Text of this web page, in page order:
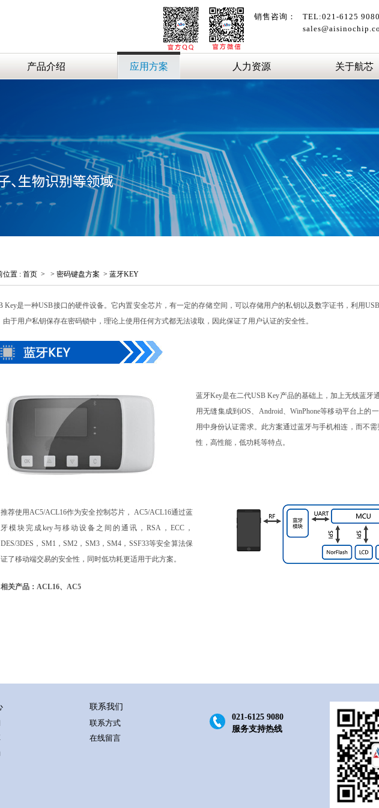
销售咨询：
TEL:021-6125 9080
产品介绍 应用方案 人力资源 关于航芯
位置 : 首页 > > 密码键盘方案 > 蓝牙KEY
Key是一种USB接口的硬件设备。它内置安全芯片，有一定的存储空间，可以存储用户的私钥以及数字证书，利用
由于用户私钥保存在密码锁中，理论上使用任何方式都无法读取，因此保证了用户认证的安全性。
蓝牙Key是在二代USB Key产品的基础上，加上无线蓝牙
用无缝集成到iOS、Android、WinPhone等移动平台上的
用中身份认证需求。此方案通过蓝牙与手机相连，而不
性，高性能，低功耗等特点。
推荐使用AC5/ACL16作为安全控制芯片， AC5/ACL16通过蓝
牙模块完成key与移动设备之间的通讯，RSA，ECC，
DES/3DES，SM1，SM2，SM3，SM4，SSF33等安全算法保
证了移动端交易的安全性，同时低功耗更适用于此方案。
相关产品：ACL16、AC5
联系我们
联系方式
在线留言
021-6125 9080
服务支持热线